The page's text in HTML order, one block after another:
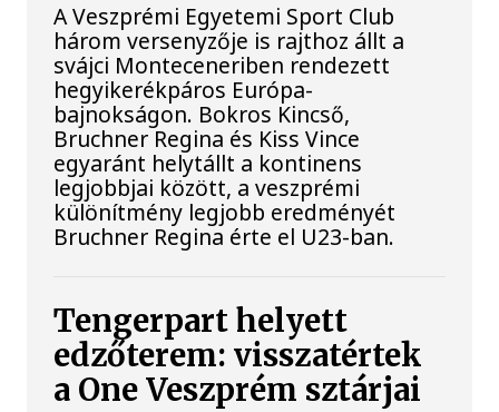
A Veszprémi Egyetemi Sport Club
három versenyzője is rajthoz állt a
svájci Monteceneriben rendezett
hegyikerékpáros Európa-
bajnokságon. Bokros Kincső,
Bruchner Regina és Kiss Vince
egyaránt helytállt a kontinens
legjobbjai között, a veszprémi
különítmény legjobb eredményét
Bruchner Regina érte el U23-ban.
Tengerpart helyett
edzőterem: visszatértek
a One Veszprém sztárjai